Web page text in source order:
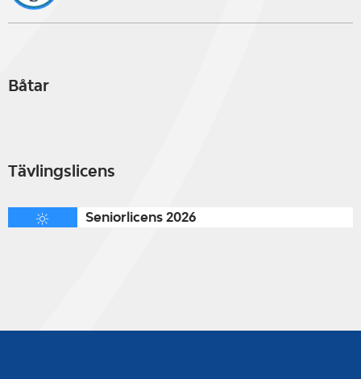
Båtar
Tävlingslicens
Seniorlicens 2026